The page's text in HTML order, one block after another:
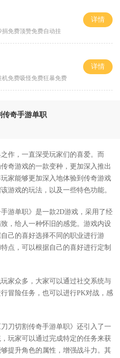
捐免费顶赞免费自动挂
详情
机免费吸怪免费狂暴免费
详情
传奇手游单职
作，一直深受玩家们的喜爱。而
奇游戏的一款变种，更加深入推出
家能够更加深入地体验到传奇游戏
游戏的玩法，以及一些特色功能。
游单职》是一款2D游戏，采用了经
，给人一种怀旧的感觉。游戏内设
己的喜好选择不同的职业进行游
点，可以根据自己的喜好进行定制
家众多，大家可以通过社交系统与
冒险任务，也可以进行PK对战，感
刀切割传奇手游单职》还引入了一
玩家可以通过完成特定的任务来获
提升角色的属性，增强战斗力。其